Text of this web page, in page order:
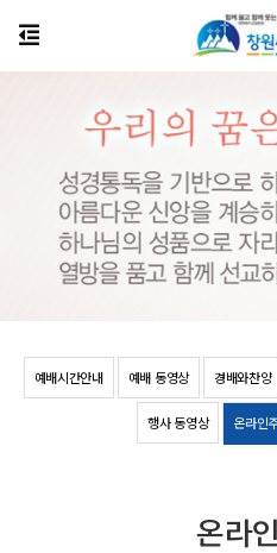
예배시간안내 예배 동영상 경배와찬양
행사 동영상 온라인
온라